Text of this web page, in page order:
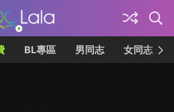
BL專區 男同志 女同志